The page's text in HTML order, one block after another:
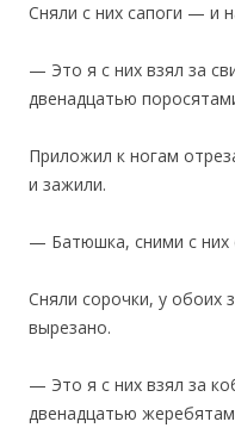
Сняли с них сапоги — и
— Это я с них взял за
двенадцатью
Приложил к ногам
и зажили.
— Батюшка, сними с них
Сняли сорочки, у обоих
вырезано.
— Это я с них взял за
двенадцатью